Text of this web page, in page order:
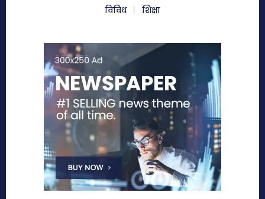
विविध
शिक्षा